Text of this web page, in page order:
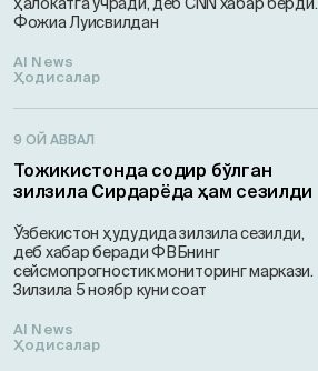
Фожиа Луисвилдан
AI News
Ҳодисалар
9 ОЙ АВВАЛ
Тожикистонда содир бўлган
зилзила Сирдарёда ҳам сезилди
Ўзбекистон ҳудудида зилзила сезилди,
деб хабар беради ФВБнинг
сейсмопрогностик мониторинг маркази.
Зилзила 5 ноябр куни соат
AI News
Ҳодисалар